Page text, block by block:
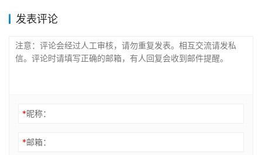
发表评论
*昵称：
*邮箱：